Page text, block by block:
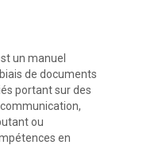
un manuel
de documents
portant sur des
ou
en